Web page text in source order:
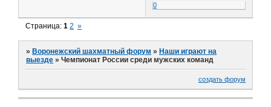
0
Страница:1 2 »
» Воронежский шахматный форум » Наши играют на
выезде »Чемпионат России среди мужских команд
создать форум